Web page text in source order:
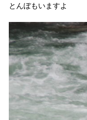
とんぼもいますよ